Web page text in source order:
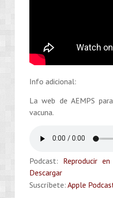
Info adicional:
La web de AEMPS
vacuna.
Podcast: Reproducir
Descargar
Suscríbete: Apple